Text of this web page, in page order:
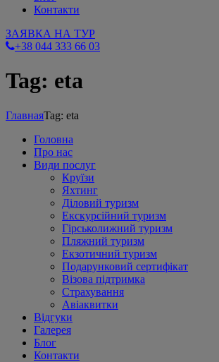
Контакти
ЗАЯВКА НА ТУР
+38 044 333 66 03
Tag: eta
ГлавнаяTag: eta
Головна
Про нас
Види послуг
Круїзи
Яхтинг
Діловий туризм
Екскурсійний туризм
Гірськолижний туризм
Пляжний туризм
Екзотичний туризм
Подарунковий сертифікат
Візова підтримка
Страхування
Авіаквитки
Відгуки
Галерея
Блог
Контакти